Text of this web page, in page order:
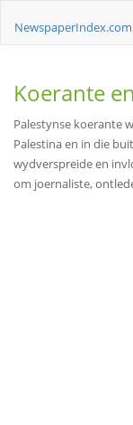
NewspaperIndex.com
Koerante
Palestynse koerante
Palestina en in die
wydverspreide en
om joernaliste,